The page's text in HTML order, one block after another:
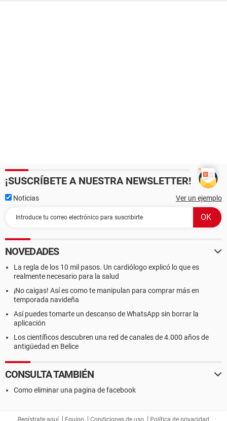
¡SUSCRÍBETE A NUESTRA NEWSLETTER!
Noticias Ver un ejemplo
NOVEDADES
La regla de los 10 mil pasos. Un cardiólogo explicó lo que es
realmente necesario para la salud
¡No caigas! Así es como te manipulan para comprar más en
temporada navideña
Así puedes tomarte un descanso de WhatsApp sin borrar la
aplicación
Los científicos descubren una red de canales de 4.000 años de
antigüedad en Belice
CONSULTA TAMBIÉN
Como eliminar una pagina de facebook
Regístrate aquí Equipo Condiciones de uso Política de privacidad